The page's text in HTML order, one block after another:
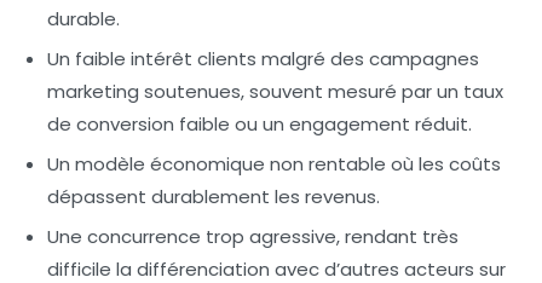
durable.
Un faible intérêt clients malgré des campagnes
marketing soutenues, souvent mesuré par un taux
de conversion faible ou un engagement réduit.
Un modèle économique non rentable où les coûts
dépassent durablement les revenus.
Une concurrence trop agressive, rendant très
difficile la différenciation avec d’autres acteurs sur